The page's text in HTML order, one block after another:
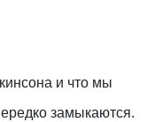
и что мы
замыкаются.